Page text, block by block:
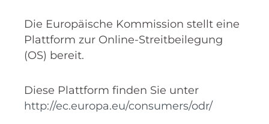
Die Europäische Kommission stellt eine
Plattform zur Online-Streitbeilegung
(OS) bereit.
Diese Plattform finden Sie unter
http://ec.europa.eu/consumers/odr/